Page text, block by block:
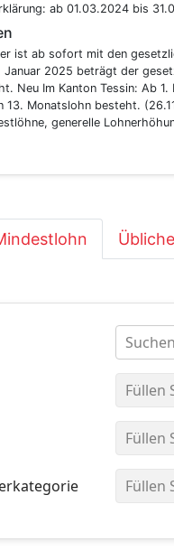
ab 01.03.2024 bis
ist ab sofort mit den
Januar 2025 beträgt der
Neu Im Kanton Tessin: Ab
13. Monatslohn besteht.
generelle
Füllen
Füllen
Füllen